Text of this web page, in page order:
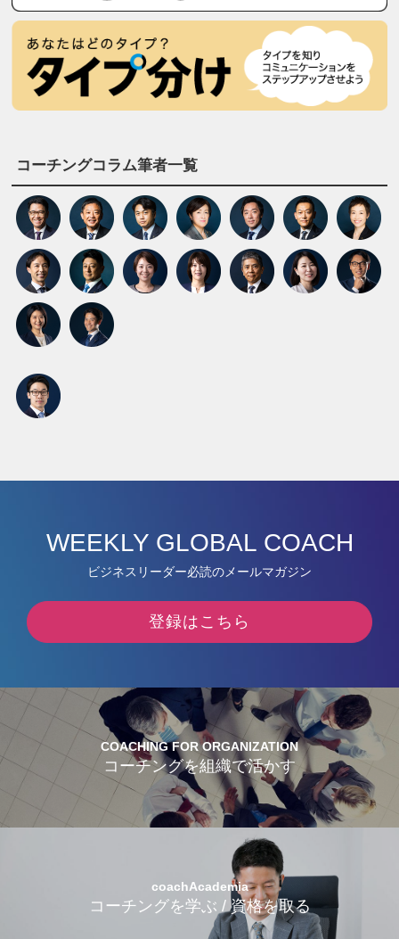
コーチングコラム筆者一覧
WEEKLY GLOBAL COACH
ビジネスリーダー必読のメールマガジン
登録はこちら
COACHING FOR ORGANIZATION
コーチングを組織で活かす
coachAcademia
コーチングを学ぶ / 資格を取る